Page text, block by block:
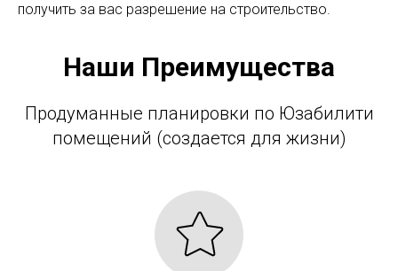
получить за вас разрешение на строительство.
Наши Преимущества
Продуманные планировки по Юзабилити
помещений (создается для жизни)